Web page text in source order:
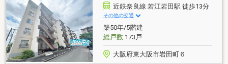
コニーで陽当り・眺望・通風良好です！〇LDKに高さ
約2.3mのサッシ、出幅最大約2mのバルコニーがあ
り、開放感があります！・ライフ菱江店まで約
650m ・東大阪市役所まで約500m ・大阪府立中央
図書館まで約550m
近鉄奈良線 若江岩田駅 徒歩13分
その他の交通
築50年/5階建
総戸数173戸
大阪府東大阪市岩田町６